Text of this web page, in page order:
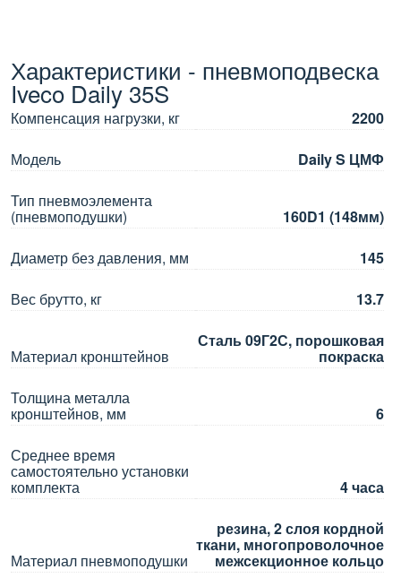
Характеристики - пневмоподвеска
Iveco Daily 35S
Компенсация нагрузки, кг
2200
Модель
Daily S ЦМФ
Тип пневмоэлемента
(пневмоподушки)
160D1 (148мм)
Диаметр без давления, мм
145
Вес брутто, кг
13.7
Материал кронштейнов
Сталь 09Г2С, порошковая
покраска
Толщина металла
кронштейнов, мм
6
Среднее время
самостоятельно установки
комплекта 4 часа
Материал пневмоподушки
резина, 2 слоя кордной
ткани, многопроволочное
межсекционное кольцо